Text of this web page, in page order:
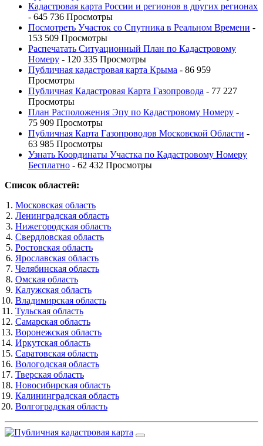
Кадастровая карта России и регионов в других регионах
- 645 736 Просмотры
Посмотреть Участок со Спутника в Реальном Времени -
153 509 Просмотры
Распечатать Ситуационный План по Кадастровому
Номеру - 120 335 Просмотры
Публичная кадастровая карта Крыма - 86 959
Просмотры
Публичная Кадастровая Карта Газопровода - 77 227
Просмотры
План Расположения Эпу по Кадастровому Номеру -
75 909 Просмотры
Публичная Карта Газопроводов Московской Области -
63 985 Просмотры
Узнать Координаты Участка по Кадастровому Номеру
Бесплатно - 62 432 Просмотры
Список областей:
Московская область
Ленинградская область
Нижегородская область
Свердловская область
Ростовская область
Ярославская область
Челябинская область
Омская область
Калужская область
Владимирская область
Тульская область
Самарская область
Воронежская область
Иркутская область
Саратовская область
Вологодская область
Тверская область
Новосибирская область
Калининградская область
Волгоградская область